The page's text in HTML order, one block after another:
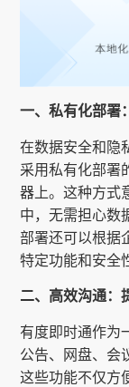
一、私有化部署
在数据安全和隐
采用私有化部署
器上。这种方式
中，无需担心数
部署还可以根据
特定功能和安全
二、高效沟通：
有度即时通作为
公告、网盘、会
这些功能不仅方